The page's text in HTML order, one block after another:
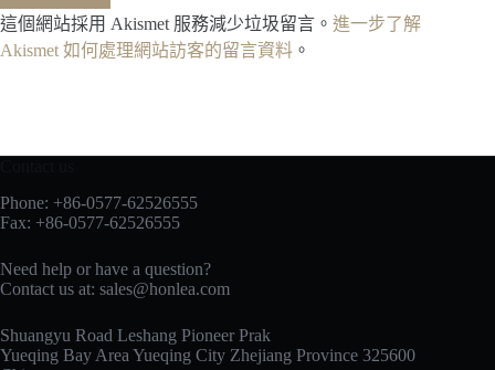
這個網站採用 Akismet 服務減少垃圾留言。 進一步了解
Akismet 如何處理網站訪客的留言資料 。
Phone: +86-0577-62526555
Fax: +86-0577-62526555
Need help or have a question?
Contact us at: sales@honlea.com
Shuangyu Road Leshang Pioneer Prak
Yueqing Bay Area Yueqing City Zhejiang Province 325600